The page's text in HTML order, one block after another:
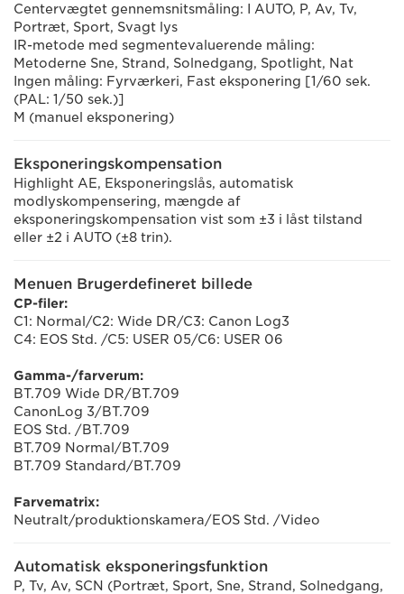
Centervægtet gennemsnitsmåling: I AUTO, P, Av, Tv,
Portræt, Sport, Svagt lys
IR-metode med segmentevaluerende måling:
Metoderne Sne, Strand, Solnedgang, Spotlight, Nat
Ingen måling: Fyrværkeri, Fast eksponering [1/60 sek.
(PAL: 1/50 sek.)]
M (manuel eksponering)
Eksponeringskompensation
Highlight AE, Eksponeringslås, automatisk
modlyskompensering, mængde af
eksponeringskompensation vist som ±3 i låst tilstand
eller ±2 i AUTO (±8 trin).
Menuen Brugerdefineret billede
CP-filer:
C1: Normal/C2: Wide DR/C3: Canon Log3
C4: EOS Std. /C5: USER 05/C6: USER 06
Gamma-/farverum:
BT.709 Wide DR/BT.709
CanonLog 3/BT.709
EOS Std. /BT.709
BT.709 Normal/BT.709
BT.709 Standard/BT.709
Farvematrix:
Neutralt/produktionskamera/EOS Std. /Video
Automatisk eksponeringsfunktion
P, Tv, Av, SCN (Portræt, Sport, Sne, Strand, Solnedgang,